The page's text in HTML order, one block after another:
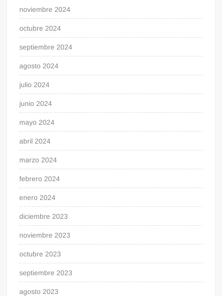
noviembre 2024
octubre 2024
septiembre 2024
agosto 2024
julio 2024
junio 2024
mayo 2024
abril 2024
marzo 2024
febrero 2024
enero 2024
diciembre 2023
noviembre 2023
octubre 2023
septiembre 2023
agosto 2023